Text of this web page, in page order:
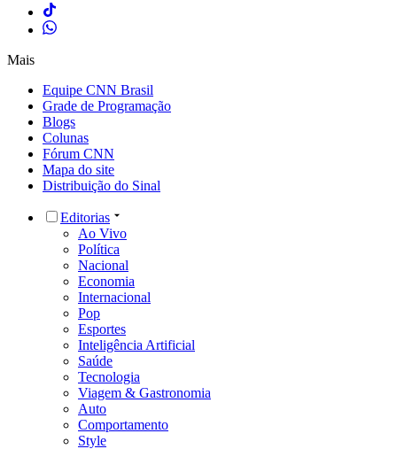
Mais
Equipe CNN Brasil
Grade de Programação
Blogs
Colunas
Fórum CNN
Mapa do site
Distribuição do Sinal
Editorias
Ao Vivo
Política
Nacional
Economia
Internacional
Pop
Esportes
Inteligência Artificial
Saúde
Tecnologia
Viagem & Gastronomia
Auto
Comportamento
Style